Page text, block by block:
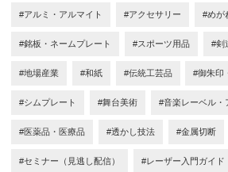
#アルミ・アルマイト #アクセサリー #めが
#銘板・ネームプレート #スポーツ用品 #剣
#地場産業 #和紙 #伝統工芸品 #御朱印
#シムプレート #舞台美術 #音楽レーベル・
#医薬品・医療品 #透かし技法 #金属切断
#セミナー（見逃し配信） #レーザー入門ガイド